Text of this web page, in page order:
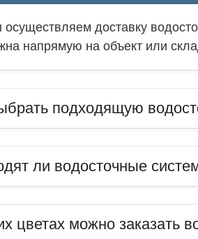
доставку
напрямую на объект или
подходящую
ли водосточные
цветах можно заказать